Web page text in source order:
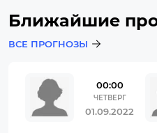
Ближайшие
ВСЕ ПРОГНОЗЫ
00:00
ЧЕТВЕРГ
01.09.2022